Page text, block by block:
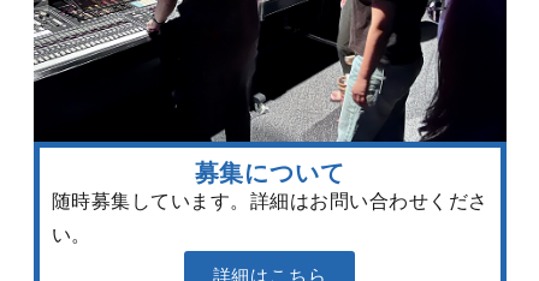
募集について
随時募集しています。詳細はお問い合わせくださ
い。
詳細はこちら